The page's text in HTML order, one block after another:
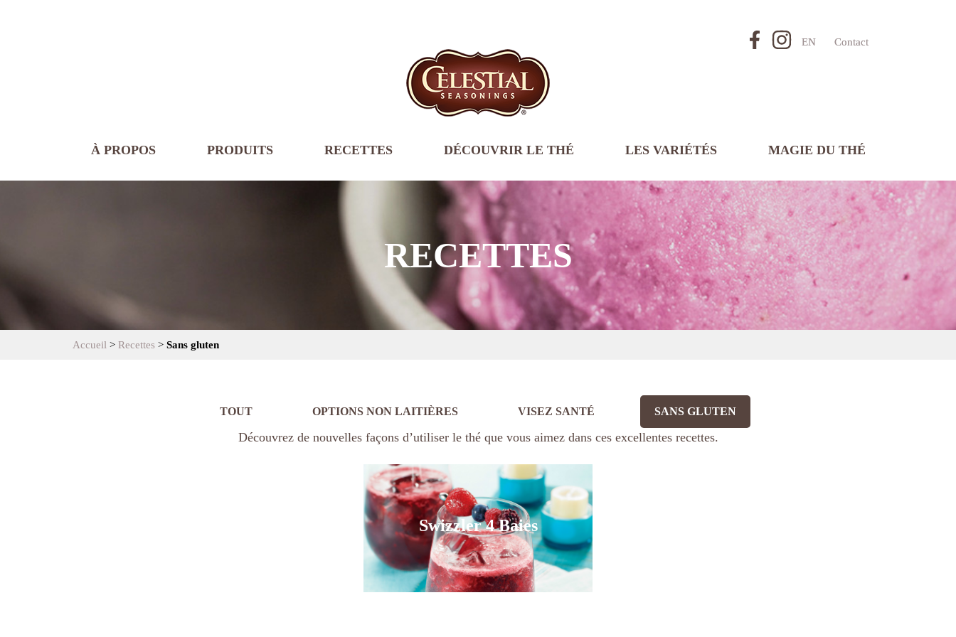
Contact
EN
À PROPOS PRODUITS RECETTES DÉCOUVRIR LE THÉ LES VARIÉTÉS MAGIE DU THÉ
RECETTES
Accueil > Recettes > Sans gluten
TOUT OPTIONS NON LAITIÈRES VISEZ SANTÉ SANS GLUTEN
Découvrez de nouvelles façons d’utiliser le thé que vous aimez dans ces excellentes recettes.
Swizzler 4 Baies
Swizzler 4 Baies
Voir la recette